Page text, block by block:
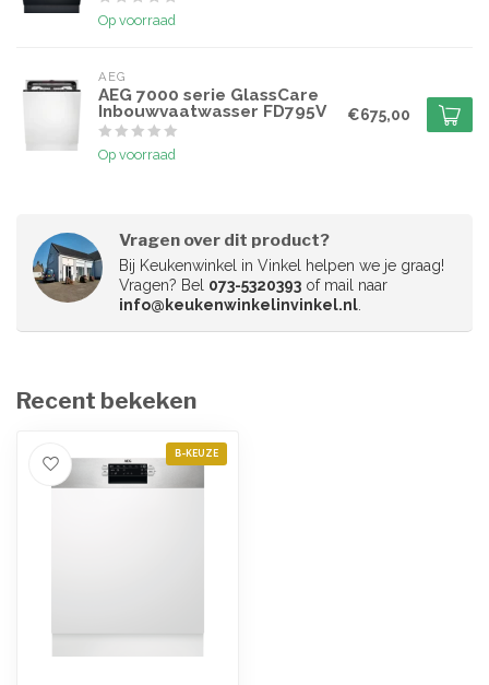
Op voorraad
AEG
AEG 7000 serie GlassCare
Inbouwvaatwasser FD795V
Op voorraad
€675,00
Vragen over dit product?
Bij Keukenwinkel in Vinkel helpen we je graag!
Vragen? Bel 073-5320393 of mail naar
info@keukenwinkelinvinkel.nl.
Recent bekeken
B-KEUZE